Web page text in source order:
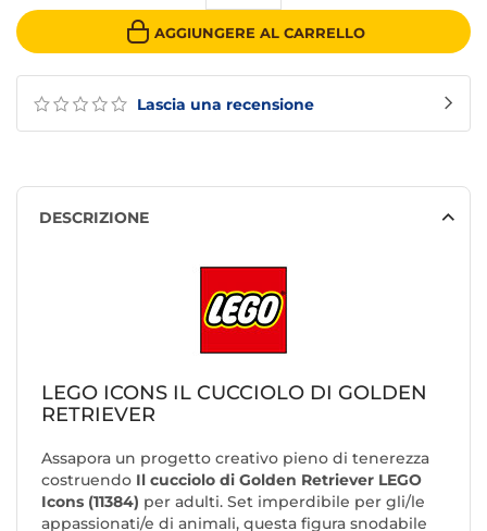
Lascia una recensione
AGGIUNGERE AL CARRELLO
DESCRIZIONE
LEGO ICONS IL CUCCIOLO DI GOLDEN
RETRIEVER
Assapora un progetto creativo pieno di tenerezza
costruendo Il cucciolo di Golden Retriever LEGO
Icons (11384) per adulti. Set imperdibile per gli/le
appassionati/e di animali, questa figura snodabile